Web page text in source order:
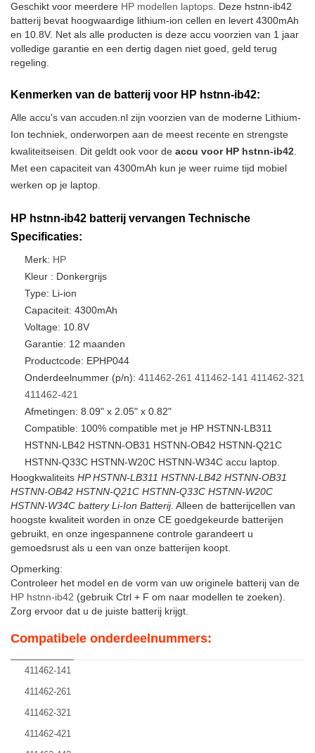
Geschikt voor meerdere HP modellen laptops . Deze hstnn-ib42
batterij bevat hoogwaardige lithium-ion cellen en levert 4300mAh
en 10.8V. Net als alle producten is deze accu voorzien van 1 jaar
volledige garantie en een dertig dagen niet goed, geld terug
regeling.
Kenmerken van de batterij voor HP hstnn-ib42:
Alle accu's van accuden.nl zijn voorzien van de moderne Lithium-
Ion techniek, onderworpen aan de meest recente en strengste
kwaliteitseisen. Dit geldt ook voor de accu voor HP hstnn-ib42
Met een capaciteit van 4300mAh kun je weer ruime tijd mobiel
werken op je laptop.
HP hstnn-ib42 batterij vervangen Technische
Specificaties:
Merk: HP
Kleur : Donkergrijs
Type: Li-ion
Capaciteit: 4300mAh
Voltage: 10.8V
Garantie: 12 maanden
Productcode: EPHP044
Onderdeelnummer (p/n): 411462-261 411462-141 411462-321
411462-421
Afmetingen: 8.09" x 2.05" x 0.82"
Compatible: 100% compatible met je HP HSTNN-LB311
HSTNN-LB42 HSTNN-OB31 HSTNN-OB42 HSTNN-Q21C
HSTNN-Q33C HSTNN-W20C HSTNN-W34C accu laptop.
Hoogkwaliteits HP HSTNN-LB311 HSTNN-LB42 HSTNN-OB31
HSTNN-OB42 HSTNN-Q21C HSTNN-Q33C HSTNN-W20C
HSTNN-W34C battery Li-Ion Batterij. Alleen de batterijcellen van
hoogste kwaliteit worden in onze CE goedgekeurde batterijen
gebruikt, en onze ingespannene controle garandeert u
gemoedsrust als u een van onze batterijen koopt.
Opmerking:
Controleer het model en de vorm van uw originele batterij van de
HP hstnn-ib42 (gebruik Ctrl + F om naar modellen te zoeken).
Zorg ervoor dat u de juiste batterij krijgt.
Compatibele onderdeelnummers:
411462-141
411462-261
411462-321
411462-421